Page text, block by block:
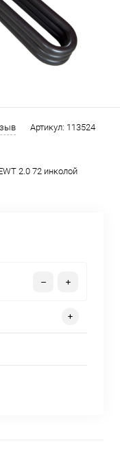
Артикул: 113524
2.0 72 инколой